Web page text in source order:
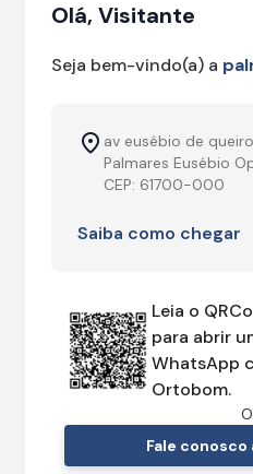
Olá, Visitante
Seja bem-vindo(a) a
av eusébio de
Palmares Eusébio
CEP: 61700-000
Saiba como chegar
Leia o
para abrir
WhatsApp
Ortobom.
Fale conosco